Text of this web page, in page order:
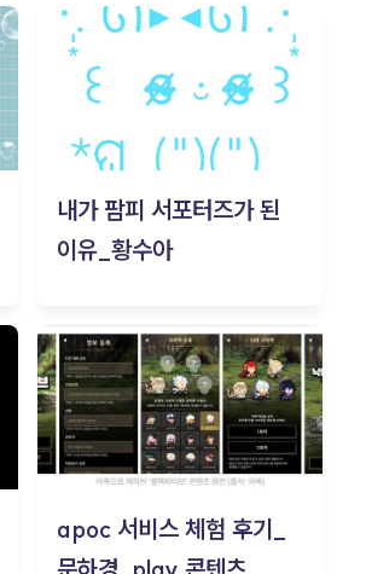
내가 팜피 서포터즈가 된
이유_황수아
apoc 서비스 체험 후기_